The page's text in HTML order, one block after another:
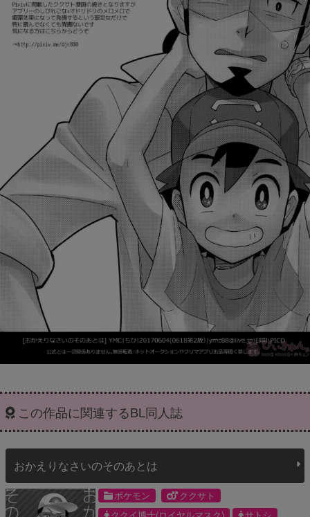
この作品に関連するBL同人誌
おかえりなさいのそのあとは
ポケモン
ククサト
ククイ博士(ロイヤルマスク)
サトシ